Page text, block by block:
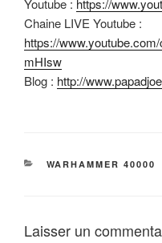
Chaine LIVE Youtube :
https://
mHIsw
Blog : http://
CATÉGORIES
WARHAMMER 40000
Laisser un